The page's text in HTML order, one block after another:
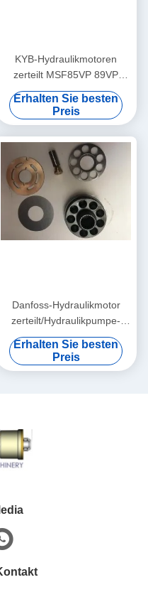
KYB-Hydraulikmotoren
zerteilt MSF85VP 89VP
230VP 340VP 1 - 3 Tage
nach Zahlung
Erhalten Sie besten
Preis
Danfoss-Hydraulikmotor
zerteilt/Hydraulikpumpe-
Ersatzteile Relacement
Erhalten Sie besten
Preis